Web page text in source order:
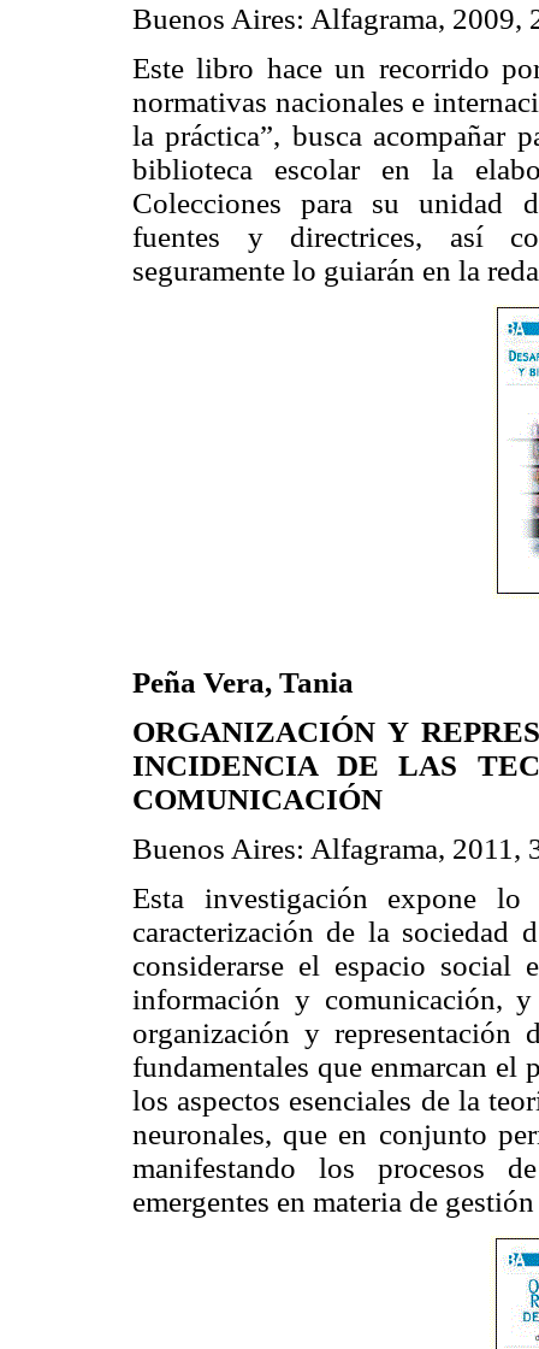
Buenos Aires: Alfagrama, 2009,
Este libro hace un recorrido
normativas nacionales e
la práctica”, busca acompañar
biblioteca escolar en la
Colecciones para su unidad
fuentes y directrices, así
seguramente lo guiarán en la
Peña Vera, Tania
ORGANIZACIÓN Y
INCIDENCIA DE LAS
COMUNICACIÓN
Buenos Aires: Alfagrama, 2011,
Esta investigación expone
caracterización de la
considerarse el espacio
información y comunicación, y
organización y representación
fundamentales que enmarcan el
los aspectos esenciales de la
neuronales, que en conjunto
manifestando los procesos
emergentes en materia de